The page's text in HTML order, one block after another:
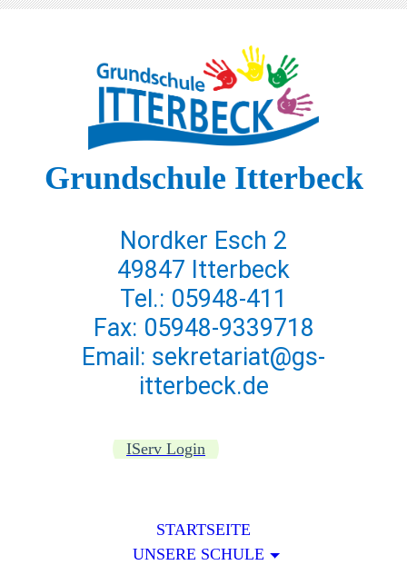
Grundschule Itterbeck
Nordker Esch 2
49847 Itterbeck
Tel.: 05948-411
Fax: 05948-9339718
Email: sekretariat@gs-
itterbeck.de
IServ Login
STARTSEITE
UNSERE SCHULE